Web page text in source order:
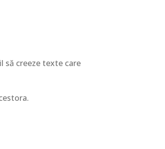
să creeze texte care